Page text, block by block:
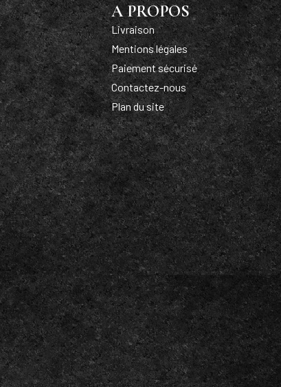
A PROPOS
Livraison
Mentions légales
Paiement sécurisé
Contactez-nous
Plan du site